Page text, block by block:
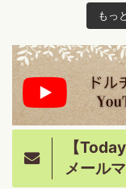
もっ
【
メール